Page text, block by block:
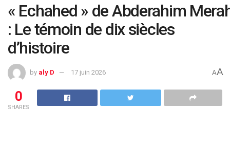
« Echahed » de Abderahim
: Le témoin de dix siècles
d’histoire
by aly D 17 juin 2026 AA
0
SHARES